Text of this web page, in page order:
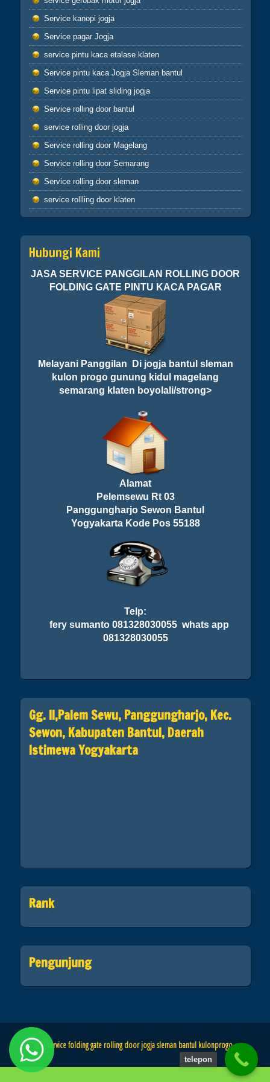
buruk maka perbuatan burukmu itu untuk
dirimu sendiri(Q.S.17:7) tiada yang tertukar
atau meleset jangan pernah salahkan keadaan
atau orang lain karena semua perbuatan kita
pasti kembali kepada diri kita sendiri
hikmah 4
Apabila telah ditunaikan sholat,maka
bertebaranlah kamu dimuka bumi dan carilah
karunia Allah dan ingatlah allah banyak-
banyak agar kamu beruntung (Q.S.62:10)
Sahabatku..karunia Allah tak hanya berbentuk
uang,bisa
ilmu,hikmah,kesehatan,silaturahmi,kekuatan
iman dan lain-lain. Insyaallah semua jadi
ibadah
Service kanopi jogja
Service pagar Jogja
service pintu kaca etalase klaten
Service pintu kaca Jogja Sleman bantul
Service pintu lipat sliding jogja
Service rolling door bantul
service rolling door jogja
Service rolling door Magelang
Service rolling door Semarang
Service rolling door sleman
service rollling door klaten
Hubungi Kami
JASA SERVICE PANGGILAN ROLLING DOOR
FOLDING GATE PINTU KACA PAGAR
Melayani Panggilan Di jogja bantul sleman
kulon progo gunung kidul magelang
semarang klaten boyolali/strong>
Alamat
Pelemsewu Rt 03
Panggungharjo Sewon Bantul
Yogyakarta Kode Pos 55188
Telp:
fery sumanto 081328030055 whats app
081328030055
Gg. II,Palem Sewu, Panggungharjo, Kec.
Sewon, Kabupaten Bantul, Daerah
Istimewa Yogyakarta
Rank
Pengunjung
© service folding gate rolling door jogja sleman bantul kulonprogo
telepon